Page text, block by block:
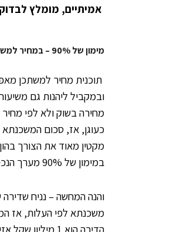
אמיתיים, מומלץ
מימון של 90% – במחיר למשתכן
ובמקביל ליהנות גם
מחירה בשוק ולא לפי
כעוגן, אז, סכום
מקטין מאוד את הצורך
במימון של 90% מערך הנכס ועם הון עצמי של 100 אלף שקל.
הדירה הוא 1 מיליון שקל אזי המשכנתא תהיה – 700 אלף שקל וההון הנדרש הוא 100 אלף שקל בלבד! כאן הרחבה על –